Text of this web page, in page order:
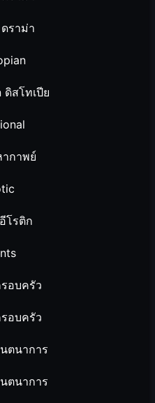
ราม่า
ดิสโทเปีย
กาพย์
โรติก
อบครัว
อบครัว
ตนาการ
ตนาการ